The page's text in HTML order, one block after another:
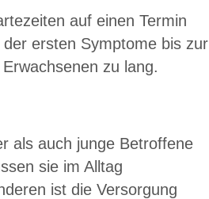
auf einen Termin
ersten Symptome bis zur
zu lang.
als auch junge Betroffene
sie im Alltag
ist die Versorgung